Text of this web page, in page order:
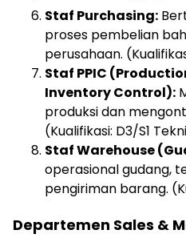
Staf Purchasing:
proses pembelian
perusahaan.
Staf PPIC
Inventory Control):
produksi dan
(Kualifikasi: D3/S1
Staf Warehouse
operasional gudang,
pengiriman barang.
Departemen Sales &